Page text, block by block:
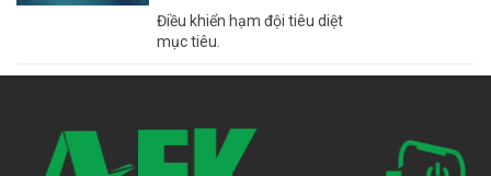
Điều khiển hạm đội tiêu diệt
mục tiêu.